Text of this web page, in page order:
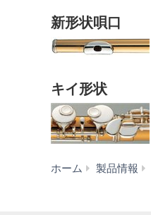
新形状唄口
キイ形状
ホーム 製品情報